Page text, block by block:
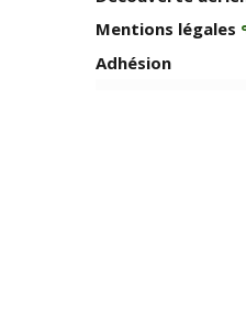
Mentions légales
Adhésion